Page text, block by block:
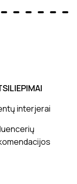
interjerai